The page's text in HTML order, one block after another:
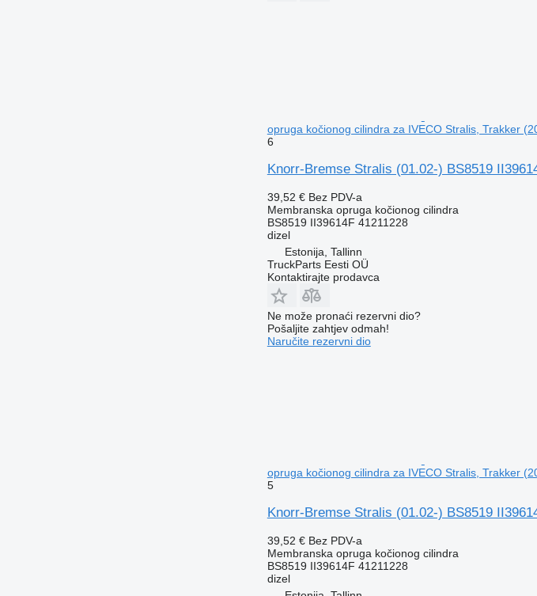
opruga kočionog cilindra za IVECO Stralis, Trakker
6
Knorr-Bremse Stralis (01.02-) BS8519
39,52 € Bez PDV-a
Membranska opruga kočionog cilindra
BS8519 II39614F 41211228
dizel
Estonija, Tallinn
TruckParts Eesti OÜ
Kontaktirajte prodavca
Ne može pronaći rezervni dio?
Pošaljite zahtjev odmah!
Naručite rezervni dio
opruga kočionog cilindra za IVECO Stralis, Trakker
5
Knorr-Bremse Stralis (01.02-) BS8519
39,52 € Bez PDV-a
Membranska opruga kočionog cilindra
BS8519 II39614F 41211228
dizel